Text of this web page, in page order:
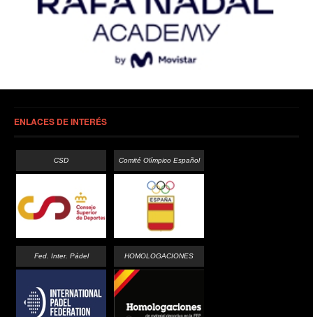
ENLACES DE INTERÉS
CSD Comité Olímpico Español
Fed. Inter. Pádel HOMOLOGACIONES